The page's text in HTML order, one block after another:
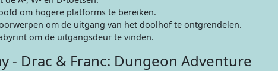
om hogere platforms te bereiken.
om de uitgang van het doolhof te ontgrendelen.
om de uitgangsdeur te vinden.
- Drac & Franc: Dungeon Adventure